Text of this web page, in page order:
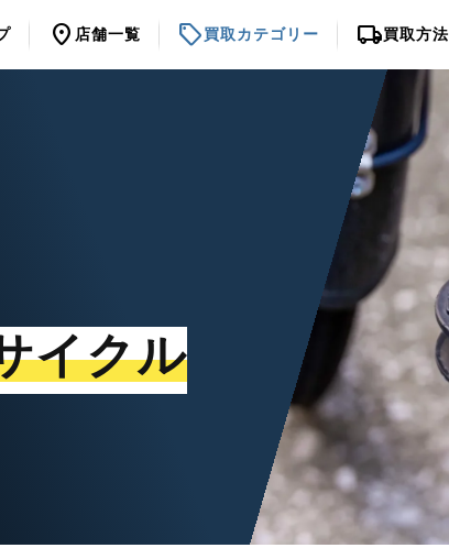
location_on 店舗一覧 sell買取カテゴリー local_shipping買取方法
イクル